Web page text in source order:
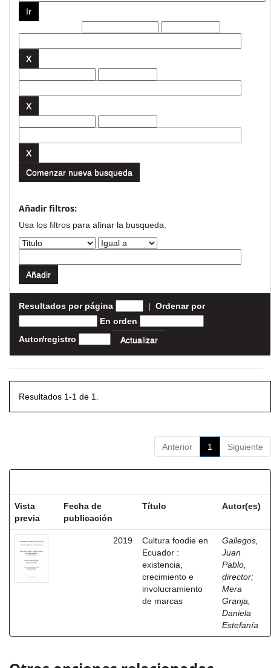
Comenzar nueva busqueda
Añadir filtros:
Usa los filtros para afinar la busqueda.
Resultados por página | Ordenar por
En orden
Autor/registro
Resultados 1-1 de 1.
Anterior 1 Siguiente
Vista
previa
Fecha de
publicación
Título Autor(es)
2019
Cultura foodie en
Ecuador :
existencia,
crecimiento e
involucramiento
de marcas
Gallegos,
Juan
Pablo,
director;
Mera
Granja,
Daniela
Estefanía